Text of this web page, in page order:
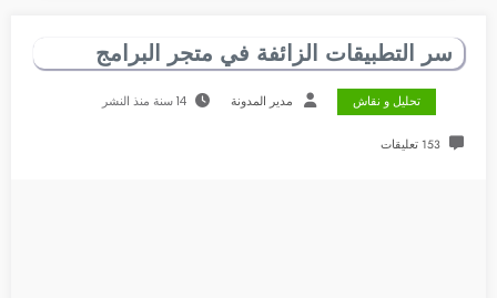
سر التطبيقات الزائفة في متجر البرامج
تحليل و نقاش مدير المدونة 14 سنة منذ النشر
153 تعليقات